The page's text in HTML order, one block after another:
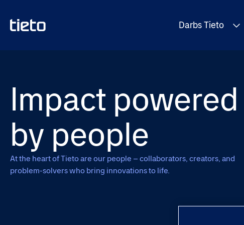
Darbs Tieto
Impact powered
by people
At the heart of Tieto are our people – collaborators, creators, and
problem-solvers who bring innovations to life.